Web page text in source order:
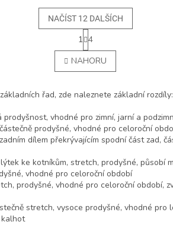
O
v
d
a
í
p
r
v
k
y
v
p
NAČÍST 12 DALŠÍCH
S
t
r
á
n
o
á
í
1 4
NAHORU
řad, zde naleznete základní rozdíly:
vhodné pro zimní, jarní a
prodyšné, vhodné pro celoroční
dílem překrývajícím spodní část zad,
ke kotníkům, stretch, prodyšné, působí
vhodné pro celoroční období
prodyšné, vhodné pro celoroční období,
stretch, vysoce prodyšné, vhodné pro